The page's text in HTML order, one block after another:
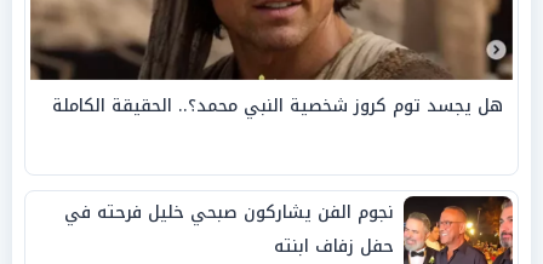
هل يجسد توم كروز شخصية النبي محمد؟.. الحقيقة الكاملة
نجوم الفن يشاركون صبحي خليل فرحته في
حفل زفاف ابنته